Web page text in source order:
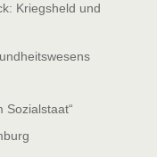
Kriegsheld und
Sozialstaat“